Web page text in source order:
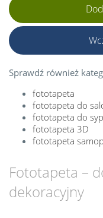
Sprawdź również
fototapeta
fototapeta do
fototapeta do
fototapeta 3D
fototapeta
Fototapeta –
dekoracyjny